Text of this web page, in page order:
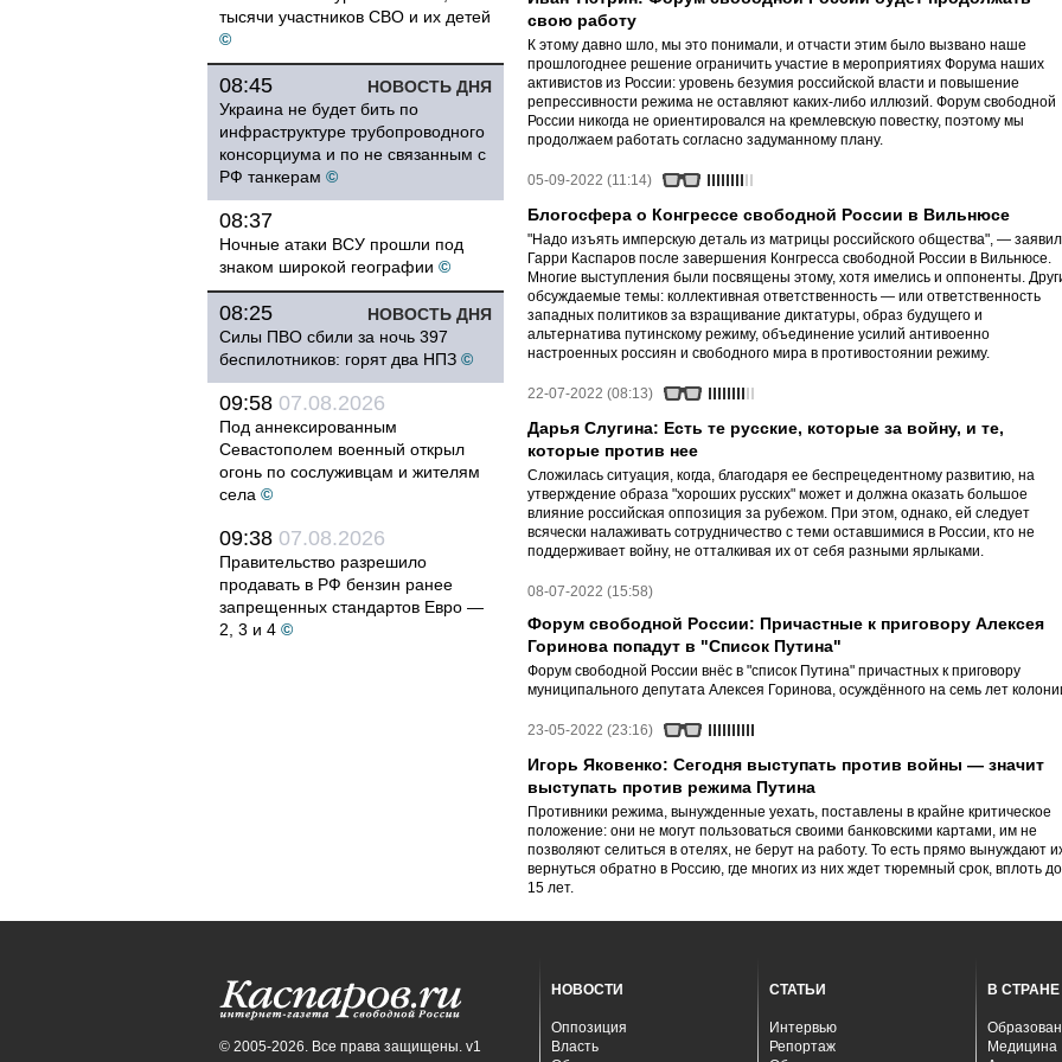
тысячи участников СВО и их детей
©
НОВОСТЬ ДНЯ
08:45
Украина не будет бить по
инфраструктуре трубопроводного
консорциума и по не связанным с
РФ танкерам ©
08:37
Ночные атаки ВСУ прошли под
знаком широкой географии ©
НОВОСТЬ ДНЯ
08:25
Силы ПВО сбили за ночь 397
беспилотников: горят два НПЗ ©
09:58 07.08.2026
Под аннексированным
Севастополем военный открыл
огонь по сослуживцам и жителям
села ©
09:38 07.08.2026
Правительство разрешило
продавать в РФ бензин ранее
запрещенных стандартов Евро —
2, 3 и 4 ©
свою работу
К этому давно шло, мы это понимали, и отчасти этим было вызвано наше
прошлогоднее решение ограничить участие в мероприятиях Форума наших
активистов из России: уровень безумия российской власти и повышение
репрессивности режима не оставляют каких-либо иллюзий. Форум свободной
России никогда не ориентировался на кремлевскую повестку, поэтому мы
продолжаем работать согласно задуманному плану.
05-09-2022 (11:14)
Блогосфера о Конгрессе свободной России в Вильнюсе
"Надо изъять имперскую деталь из матрицы российского общества", — заявил
Гарри Каспаров после завершения Конгресса свободной России в Вильнюсе.
Многие выступления были посвящены этому, хотя имелись и оппоненты.
обсуждаемые темы: коллективная ответственность — или ответственность
западных политиков за взращивание диктатуры, образ будущего и
альтернатива путинскому режиму, объединение усилий антивоенно
настроенных россиян и свободного мира в противостоянии режиму.
22-07-2022 (08:13)
Дарья Слугина: Есть те русские, которые за войну, и те,
которые против нее
Сложилась ситуация, когда, благодаря ее беспрецедентному развитию, на
утверждение образа "хороших русских" может и должна оказать большое
влияние российская оппозиция за рубежом. При этом, однако, ей следует
всячески налаживать сотрудничество с теми оставшимися в России, кто не
поддерживает войну, не отталкивая их от себя разными ярлыками.
08-07-2022 (15:58)
Форум свободной России: Причастные к приговору Алексея
Горинова попадут в "Список Путина"
Форум свободной России внёс в "список Путина" причастных к приговору
муниципального депутата Алексея Горинова, осуждённого на семь лет
23-05-2022 (23:16)
Игорь Яковенко: Сегодня выступать против войны — значит
выступать против режима Путина
Противники режима, вынужденные уехать, поставлены в крайне критическое
положение: они не могут пользоваться своими банковскими картами, им не
позволяют селиться в отелях, не берут на работу. То есть прямо вынуждают
вернуться обратно в Россию, где многих из них ждет тюремный срок, вплоть до
15 лет.
© 2005-2026. Все права защищены. v1
НОВОСТИ
Оппозиция
Власть
СТАТЬИ
Интервью
Репортаж
В СТРАНЕ
Медицина